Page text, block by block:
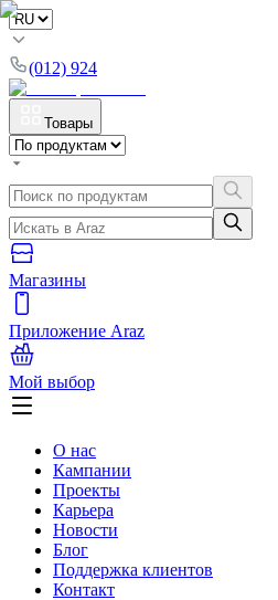
(012) 924
Товары
Магазины
Приложение Araz
Мой выбор
О нас
Кампании
Проекты
Карьера
Новости
Блог
Поддержка клиентов
Контакт